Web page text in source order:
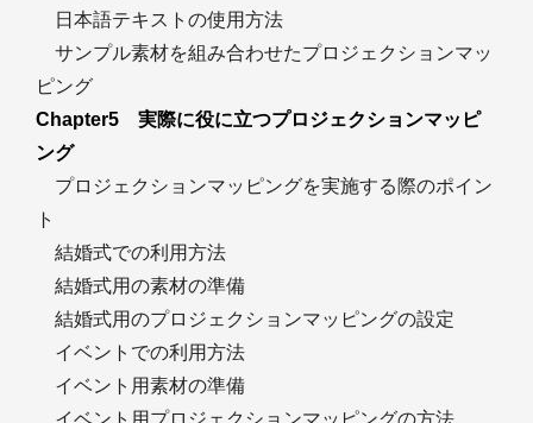
日本語テキストの使用方法
サンプル素材を組み合わせたプロジェクションマッ
ピング
Chapter5 実際に役に立つプロジェクションマッピ
ング
プロジェクションマッピングを実施する際のポイン
ト
結婚式での利用方法
結婚式用の素材の準備
結婚式用のプロジェクションマッピングの設定
イベントでの利用方法
イベント用素材の準備
イベント用プロジェクションマッピングの方法